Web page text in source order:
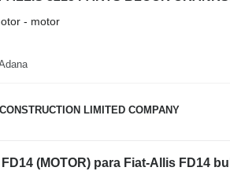
- motor
LIMITED COMPANY
(MOTOR) para Fiat-Allis FD14